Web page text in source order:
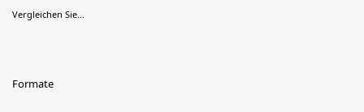
Vergleichen Sie...
Formate